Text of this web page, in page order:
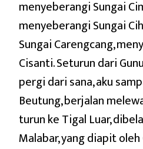
menyeberangi Sungai
menyeberangi Sungai
Sungai Carengcang,
Cisanti. Seturun dari
pergi dari sana, aku
Beutung, berjalan
turun ke Tigal Luar,
Malabar, yang diapit